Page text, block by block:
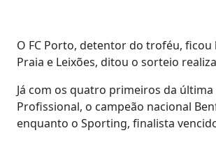
O FC Porto, detentor do troféu,
Praia e Leixões, ditou o sorteio
Já com os quatro primeiros da
Profissional, o campeão nacional
enquanto o Sporting, finalista